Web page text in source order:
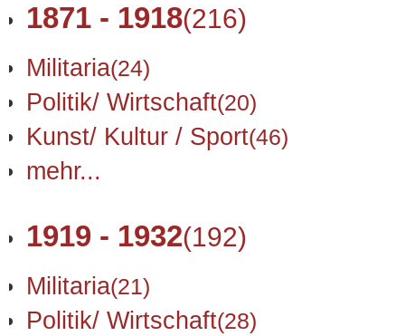
1871 - 1918(216)
Militaria(24)
Politik/ Wirtschaft(20)
Kunst/ Kultur / Sport(46)
mehr...
1919 - 1932(192)
Militaria(21)
Politik/ Wirtschaft(28)